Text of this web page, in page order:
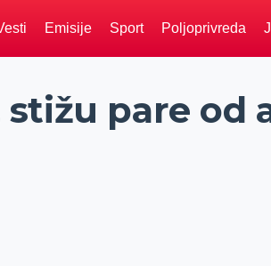
Emisije Sport Poljoprivreda
stižu pare od